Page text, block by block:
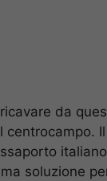
da
soluzione